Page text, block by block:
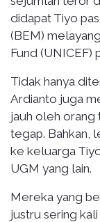
didapat Tiyo
(BEM)
Fund (UNICEF)
Tidak hanya
Ardianto juga
jauh oleh orang
tegap. Bahkan,
ke keluarga
UGM yang lain.
Mereka yang
justru sering